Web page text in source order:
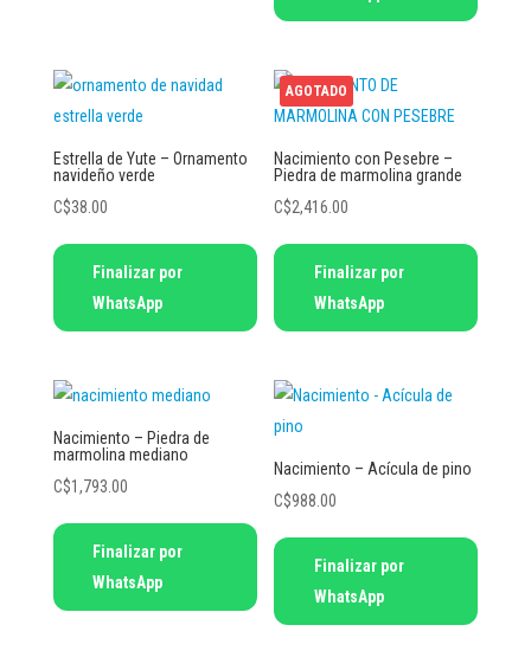
Estrella de Yute – Ornamento
navideño verde
C$38.00
Finalizar por
WhatsApp
AGOTADO
Nacimiento con Pesebre –
Piedra de marmolina grande
C$2,416.00
Finalizar por
WhatsApp
Nacimiento – Piedra de
marmolina mediano
C$1,793.00
Finalizar por
WhatsApp
Nacimiento – Acícula de pino
C$988.00
Finalizar por
WhatsApp